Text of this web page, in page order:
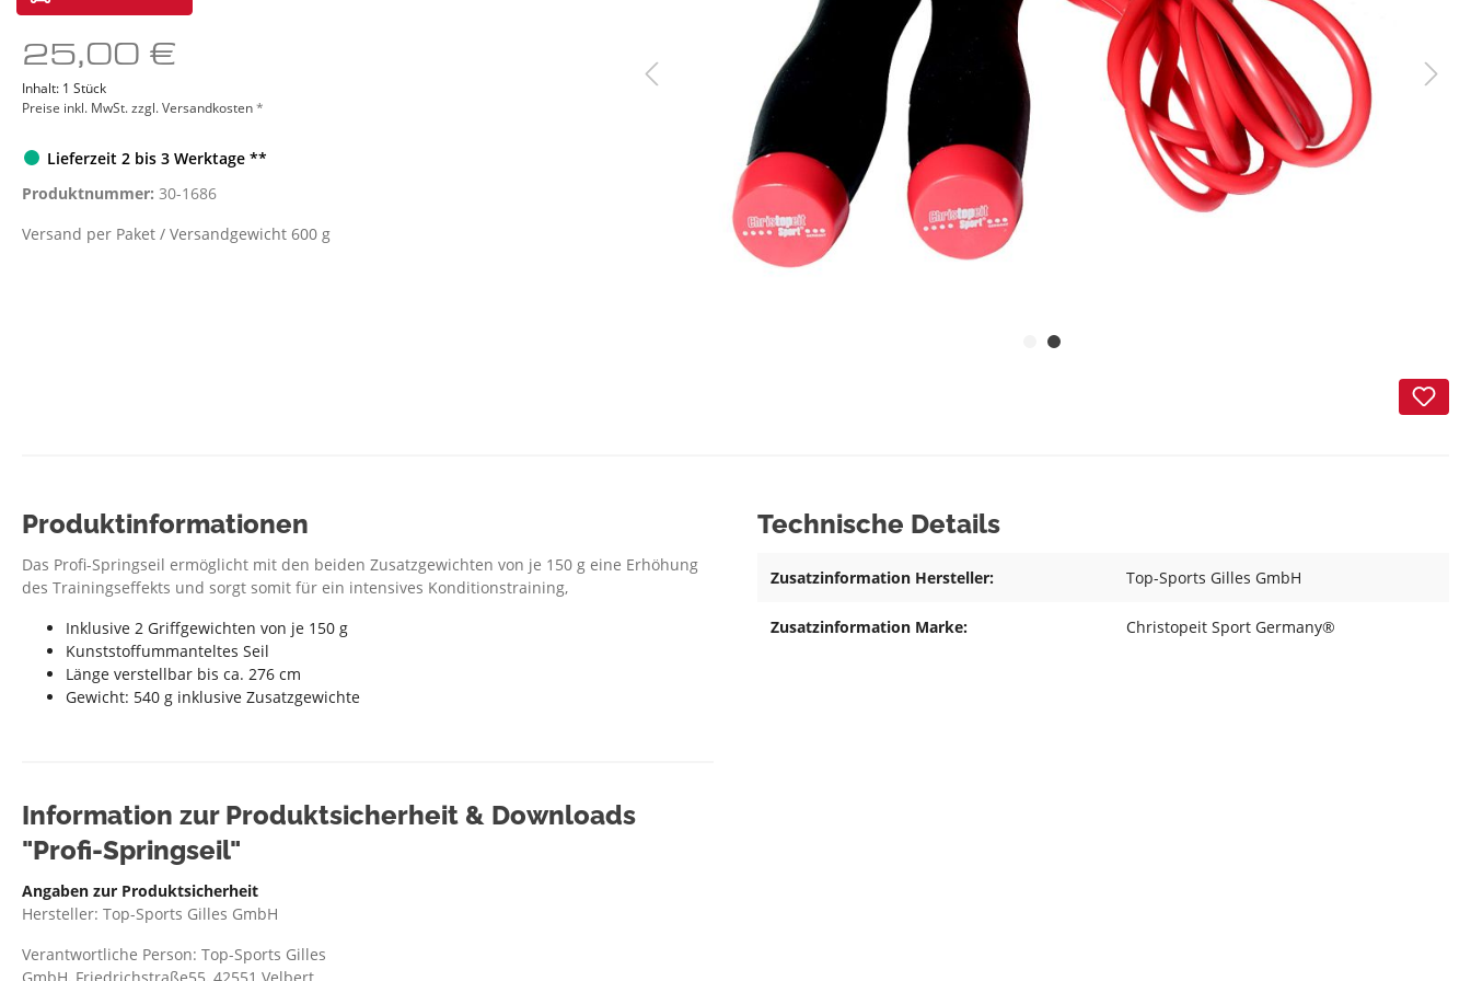
Sonstige Geräte
25,00 €
Inhalt: 1 Stück
Preise inkl. MwSt. zzgl. Versandkosten*
Lieferzeit 2 bis 3 Werktage **
Produktnummer: 30-1686
Versand per Paket / Versandgewicht 600 g
Produktinformationen
Das Profi-Springseil ermöglicht mit den beiden Zusatzgewichten von je 150 g eine Erhöhung
des Trainingseffekts und sorgt somit für ein intensives Konditionstraining,
Inklusive 2 Griffgewichten von je 150 g
Kunststoffummanteltes Seil
Länge verstellbar bis ca. 276 cm
Gewicht: 540 g inklusive Zusatzgewichte
Information zur Produktsicherheit & Downloads
"Profi-Springseil"
Angaben zur Produktsicherheit
Hersteller: Top-Sports Gilles GmbH
Verantwortliche Person: Top-Sports Gilles
Technische Details
Zusatzinformation Hersteller: Top-Sports Gilles GmbH
Zusatzinformation Marke: Christopeit Sport Germany®